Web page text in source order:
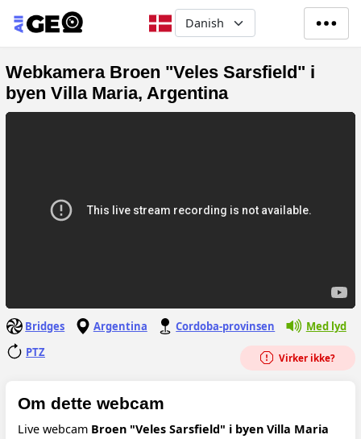
Gå til hovedindhold
Select your language
Webkamera Broen "Veles Sarsfield" i
byen Villa Maria, Argentina
Bridges Argentina Cordoba-provinsen
Med lyd
PTZ
Virker ikke?
Om dette webcam
Live webcam Broen "Veles Sarsfield" i byen Villa Maria